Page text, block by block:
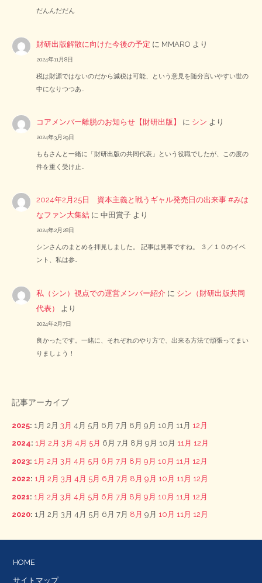
だんんだだん
財研出版解散に向けた今後の予定 に MMARO より
2024年11月8日
税は財源ではないのだから減税は可能、という意見を随分言いやすい世の
中になりつつあ…
コアメンバー離脱のお知らせ【財研出版】 に シン より
2024年3月29日
ももさんと一緒に「財研出版の共同代表」という役職でしたが、この度の
件を重く受け止…
2024年2月25日 資本主義と戦うギャル発売日の出来事 #みは
なファン大集結 に中田賞子 より
2024年2月28日
シンさんのまとめを拝見しました。 記事は見事ですね。 ３／１０のイベ
ント、私は参…
私（シン）視点での運営メンバー紹介 に シン（財研出版共同
代表）
より
2024年2月7日
良かったです。一緒に、それぞれのやり方で、出来る方法で頑張ってまい
りましょう！
記事アーカイブ
2025: 1月 2月 3月 4月 5月 6月 7月 8月 9月 10月 11月 12月
2024: 1月 2月 3月 4月 5月 6月 7月 8月 9月 10月 11月 12月
2023: 1月 2月 3月 4月 5月 6月 7月 8月 9月 10月 11月 12月
2022: 1月 2月 3月 4月 5月 6月 7月 8月 9月 10月 11月 12月
2021: 1月 2月 3月 4月 5月 6月 7月 8月 9月 10月 11月 12月
2020: 1月 2月 3月 4月 5月 6月 7月 8月 9月 10月 11月 12月
HOME
サイトマップ